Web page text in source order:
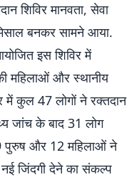
शिविर मानवता, सेवा
बनकर सामने आया.
इस शिविर में
महिलाओं और स्थानीय
में कुल 47 लोगों ने रक्तदान
जांच के बाद 31 लोग
पुरुष और 12 महिलाओं ने
जिंदगी देने का संकल्प